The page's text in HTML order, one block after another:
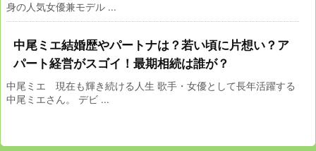
身の人気女優兼モデル ...
中尾ミエ結婚歴やパートナは？若い頃に片想い？ア
パート経営がスゴイ！最期相続は誰が？
中尾ミエ 現在も輝き続ける人生 歌手・女優として長年活躍する
中尾ミエさん。 デビ ...